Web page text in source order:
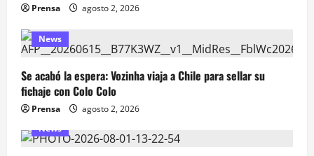
Prensa agosto 2, 2026
News
Se acabó la espera: Vozinha viaja a Chile para sellar su
fichaje con Colo Colo
Prensa
agosto 2, 2026
News